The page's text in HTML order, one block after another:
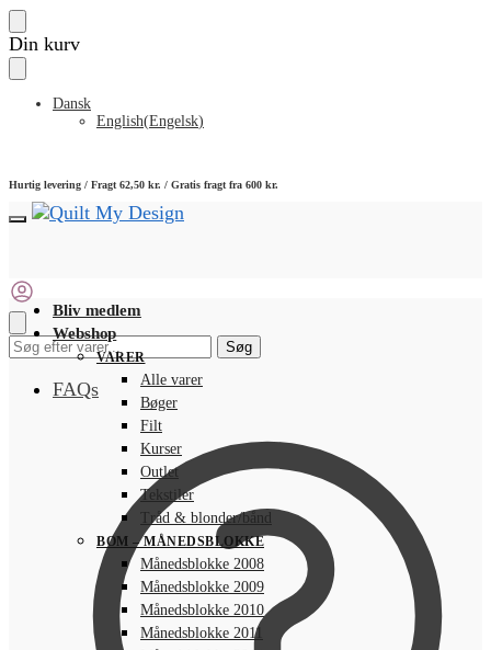
Skip
to
Skip
to
Din kurv
Dansk
English(Engelsk)
Hurtig levering / Fragt 62,50 kr. / Gratis fragt fra 600 kr.
Søg
Søg
FAQs
Bliv medlem
Webshop
VARER
Alle varer
Bøger
Filt
Kurser
Outlet
Tekstiler
Tråd & blonder/bånd
BOM – MÅNEDSBLOKKE
Månedsblokke 2008
Månedsblokke 2009
Månedsblokke 2010
Månedsblokke 2011